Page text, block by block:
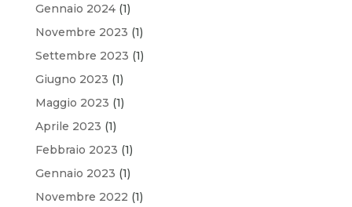
Gennaio 2024(1)
Novembre 2023 (1)
Settembre 2023 (1)
Giugno 2023 (1)
Maggio 2023 (1)
Aprile 2023 (1)
Febbraio 2023 (1)
Gennaio 2023 (1)
Novembre 2022 (1)